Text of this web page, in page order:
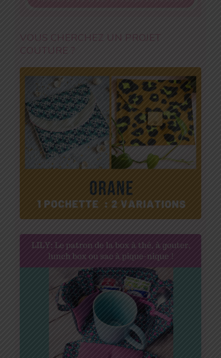
VOUS CHERCHEZ UN PROJET
COUTURE ?